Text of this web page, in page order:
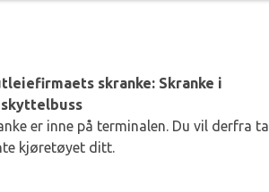
skranke: Skranke i
er inne på terminalen. Du vil derfra ta
kjøretøyet ditt.